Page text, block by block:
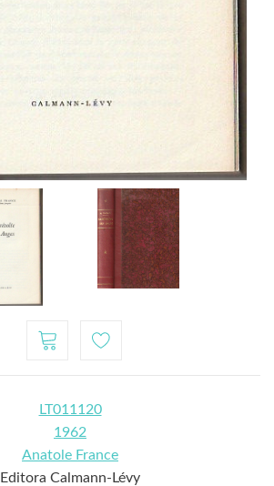
LT011120
1962
Anatole France
Editora Calmann-Lévy